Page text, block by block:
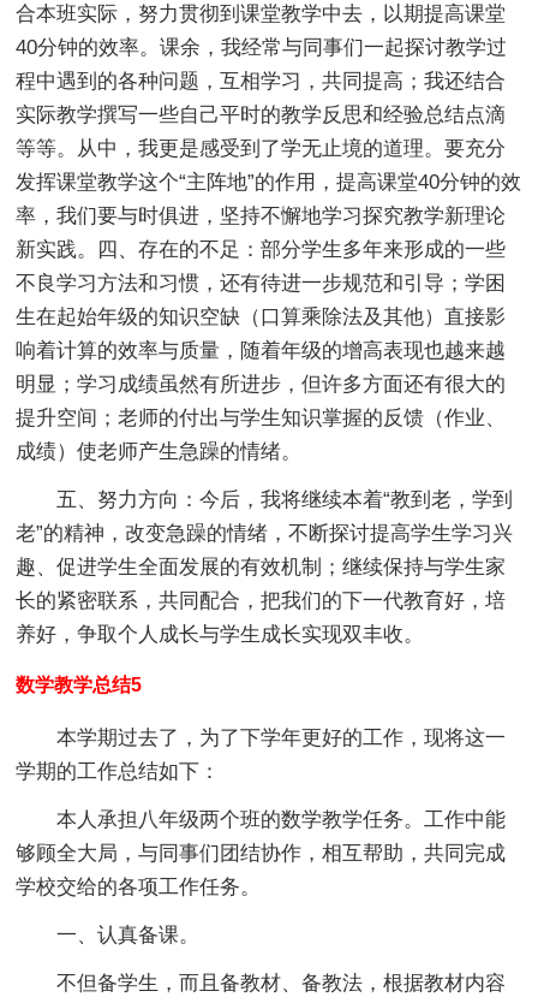
合本班实际，努力贯彻到课堂教学中去，以期提高课堂
40分钟的效率。课余，我经常与同事们一起探讨教学过
程中遇到的各种问题，互相学习，共同提高；我还结合
实际教学撰写一些自己平时的教学反思和经验总结点滴
等等。从中，我更是感受到了学无止境的道理。要充分
发挥课堂教学这个“主阵地”的作用，提高课堂40分钟的效
率，我们要与时俱进，坚持不懈地学习探究教学新理论
新实践。四、存在的不足：部分学生多年来形成的一些
不良学习方法和习惯，还有待进一步规范和引导；学困
生在起始年级的知识空缺（口算乘除法及其他）直接影
响着计算的效率与质量，随着年级的增高表现也越来越
明显；学习成绩虽然有所进步，但许多方面还有很大的
提升空间；老师的付出与学生知识掌握的反馈（作业、
成绩）使老师产生急躁的情绪。
五、努力方向：今后，我将继续本着“教到老，学到
老”的精神，改变急躁的情绪，不断探讨提高学生学习兴
趣、促进学生全面发展的有效机制；继续保持与学生家
长的紧密联系，共同配合，把我们的下一代教育好，培
养好，争取个人成长与学生成长实现双丰收。
数学教学总结5
本学期过去了，为了下学年更好的工作，现将这一
学期的工作总结如下：
本人承担八年级两个班的数学教学任务。工作中能
够顾全大局，与同事们团结协作，相互帮助，共同完成
学校交给的各项工作任务。
一、认真备课。
不但备学生，而且备教材、备教法，根据教材内容